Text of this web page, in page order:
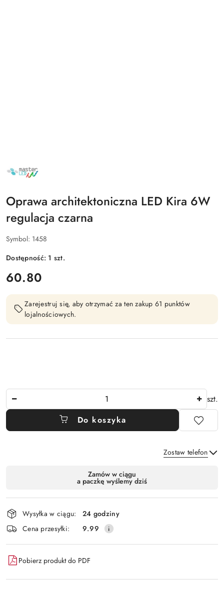
NAZWA
PRODUCENTA:
MASTER
Oprawa architektoniczna LED Kira 6W
regulacja czarna
Symbol: 1458
Dostępność: 1 szt.
cena:
60.80
Zarejestruj się, aby otrzymać za ten zakup 61 punktów
lojalnościowych.
szt.
Do koszyka
Zostaw telefon
Wyślij
dostawa
Zamów w ciągu
a paczkę wyślemy dziś
Wysyłka w ciągu:
24 godziny
Cena przesyłki:
9.99
Pobierz produkt do PDF